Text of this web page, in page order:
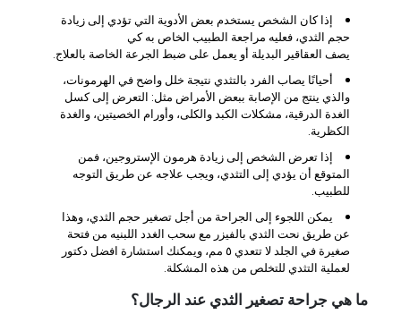
إذا كان الشخص يستخدم بعض الأدوية التي تؤدي إلى زيادة
حجم الثدي، فعليه مراجعة الطبيب الخاص به كي
يصف العقاقير البديلة أو يعمل على ضبط الجرعة الخاصة بالعلاج.
أحيانًا يصاب الفرد بالتثدي نتيجة خلل واضح في الهرمونات،
والذي ينتج من الإصابة ببعض الأمراض مثل: التعرض إلى كسل
الغدة الدرقية، مشكلات الكبد والكلى، وأورام الخصيتين، والغدة
الكظرية.
إذا تعرض الشخص إلى زيادة هرمون الإستروجين، فمن
المتوقع أن يؤدي إلى التثدي، ويجب علاجه عن طريق التوجه
للطبيب.
يمكن اللجوء إلى الجراحة من أجل تصغير حجم الثدي، وهذا
عن طريق نحت الثدي بالفيزر مع سحب الغدد اللبنيه من فتحة
صغيرة في الجلد لا تتعدي ٥ مم، ويمكنك استشارة افضل دكتور
لعملية التثدي للتخلص من هذه المشكلة.
ما هي جراحة تصغير الثدي عند الرجال؟